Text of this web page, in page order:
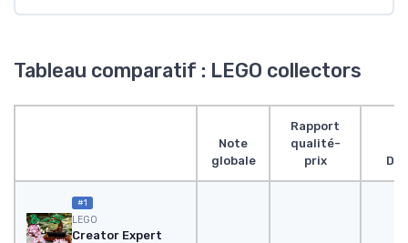
Tableau comparatif : LEGO collectors
Note
globale
Rapport
qualité-
prix
#1
LEGO
Creator Expert